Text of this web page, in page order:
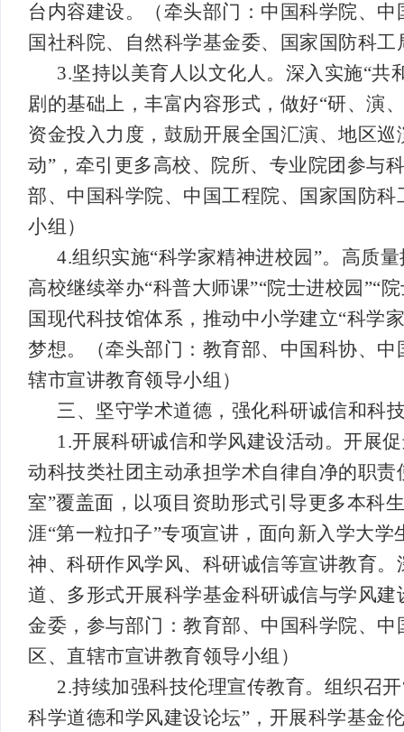
台内容建设。（牵头部门：中国科学院、
国社科院、自然科学基金委、国家国防科
3.坚持以美育人以文化人。深入实施“
剧的基础上，丰富内容形式，做好“研、演
资金投入力度，鼓励开展全国汇演、地区
动”，牵引更多高校、院所、专业院团参与
部、中国科学院、中国工程院、国家国防
小组）
4.组织实施“科学家精神进校园”。高质
高校继续举办“科普大师课”“院士进校园”“
国现代科技馆体系，推动中小学建立“科学
梦想。（牵头部门：教育部、中国科协、
辖市宣讲教育领导小组）
三、坚守学术道德，强化科研诚信和科
1.开展科研诚信和学风建设活动。开展
动科技类社团主动承担学术自律自净的职
室”覆盖面，以项目资助形式引导更多本科
涯“第一粒扣子”专项宣讲，面向新入学大
神、科研作风学风、科研诚信等宣讲教育
道、多形式开展科学基金科研诚信与学风
金委，参与部门：教育部、中国科学院、
区、直辖市宣讲教育领导小组）
2.持续加强科技伦理宣传教育。组织召
科学道德和学风建设论坛”，开展科学基金